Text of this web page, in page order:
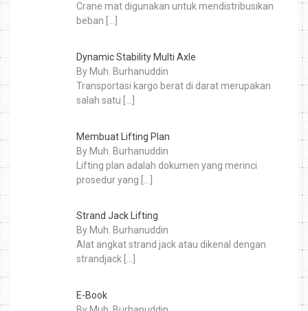
Crane mat digunakan untuk mendistribusikan
beban
Dynamic Stability Multi Axle
By Muh. Burhanuddin
Transportasi kargo berat di darat merupakan
salah satu
Membuat Lifting Plan
By Muh. Burhanuddin
Lifting plan adalah dokumen yang merinci
prosedur yang […]
Strand Jack Lifting
By Muh. Burhanuddin
Alat angkat strand jack atau dikenal dengan
strandjack […]
E-Book